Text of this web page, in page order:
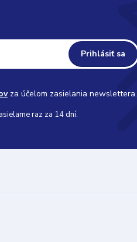
Prihlásiť sa
za účelom zasielania newslettera.
raz za 14 dní.